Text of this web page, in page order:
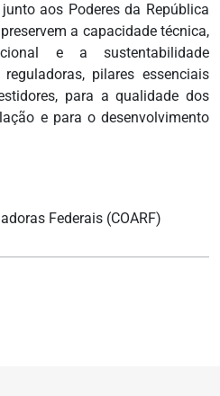
aos Poderes da República
a capacidade técnica,
e a sustentabilidade
pilares essenciais
para a qualidade dos
e para o desenvolvimento
Federais (COARF)